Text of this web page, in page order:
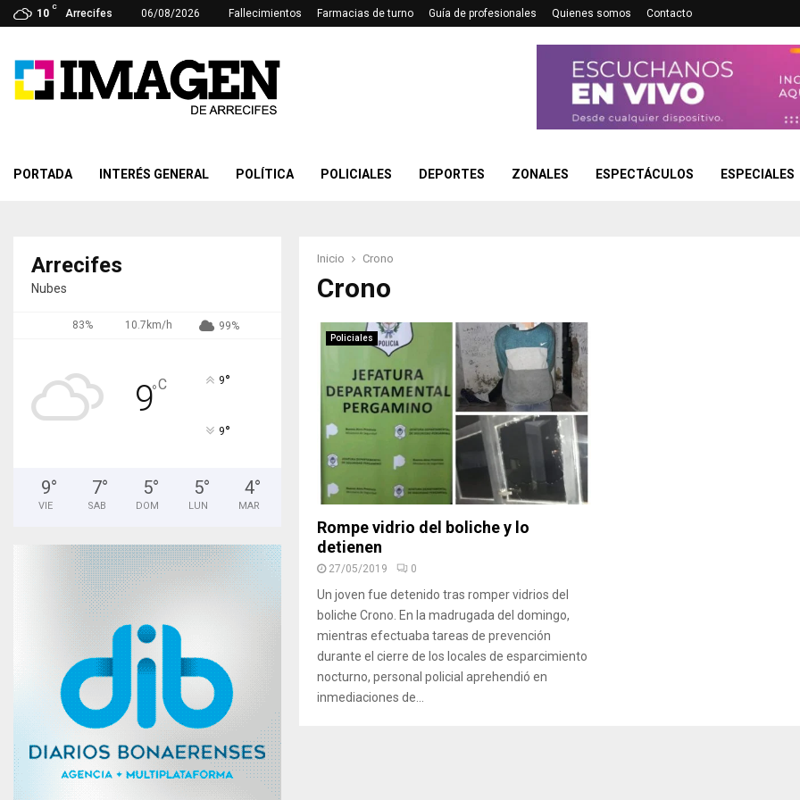
10
C
Arrecifes 06/08/2026 Fallecimientos Farmacias de turno Guía de profesionales Quienes somos Contacto
PORTADA INTERÉS GENERAL POLÍTICA POLICIALES DEPORTES ZONALES ESPECTÁCULOS ESPECIALES
Inicio Crono
Crono
Policiales
Rompe vidrio del boliche y lo
detienen
27/05/2019 0
Un joven fue detenido tras romper vidrios del
boliche Crono. En la madrugada del domingo,
mientras efectuaba tareas de prevención
durante el cierre de los locales de esparcimiento
nocturno, personal policial aprehendió en
inmediaciones de...
Arrecifes
Nubes
83% 10.7km/h 99%
9°C 9°
9°
9°
VIE
7°
SAB
5°
DOM
5°
LUN
4°
MAR